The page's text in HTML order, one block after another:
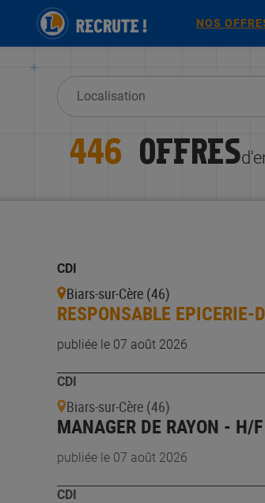
NOS
446 OFFRES
CDI
Biars-sur-Cère (46)
RESPONSABLE
publiée le 07 août 2026
CDI
Biars-sur-Cère (46)
MANAGER DE RAYON - H/F
publiée le 07 août 2026
CDI